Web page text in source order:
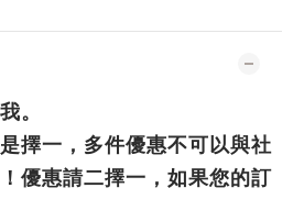
。
擇一，多件優惠不可以與社
優惠請二擇一，如果您的訂